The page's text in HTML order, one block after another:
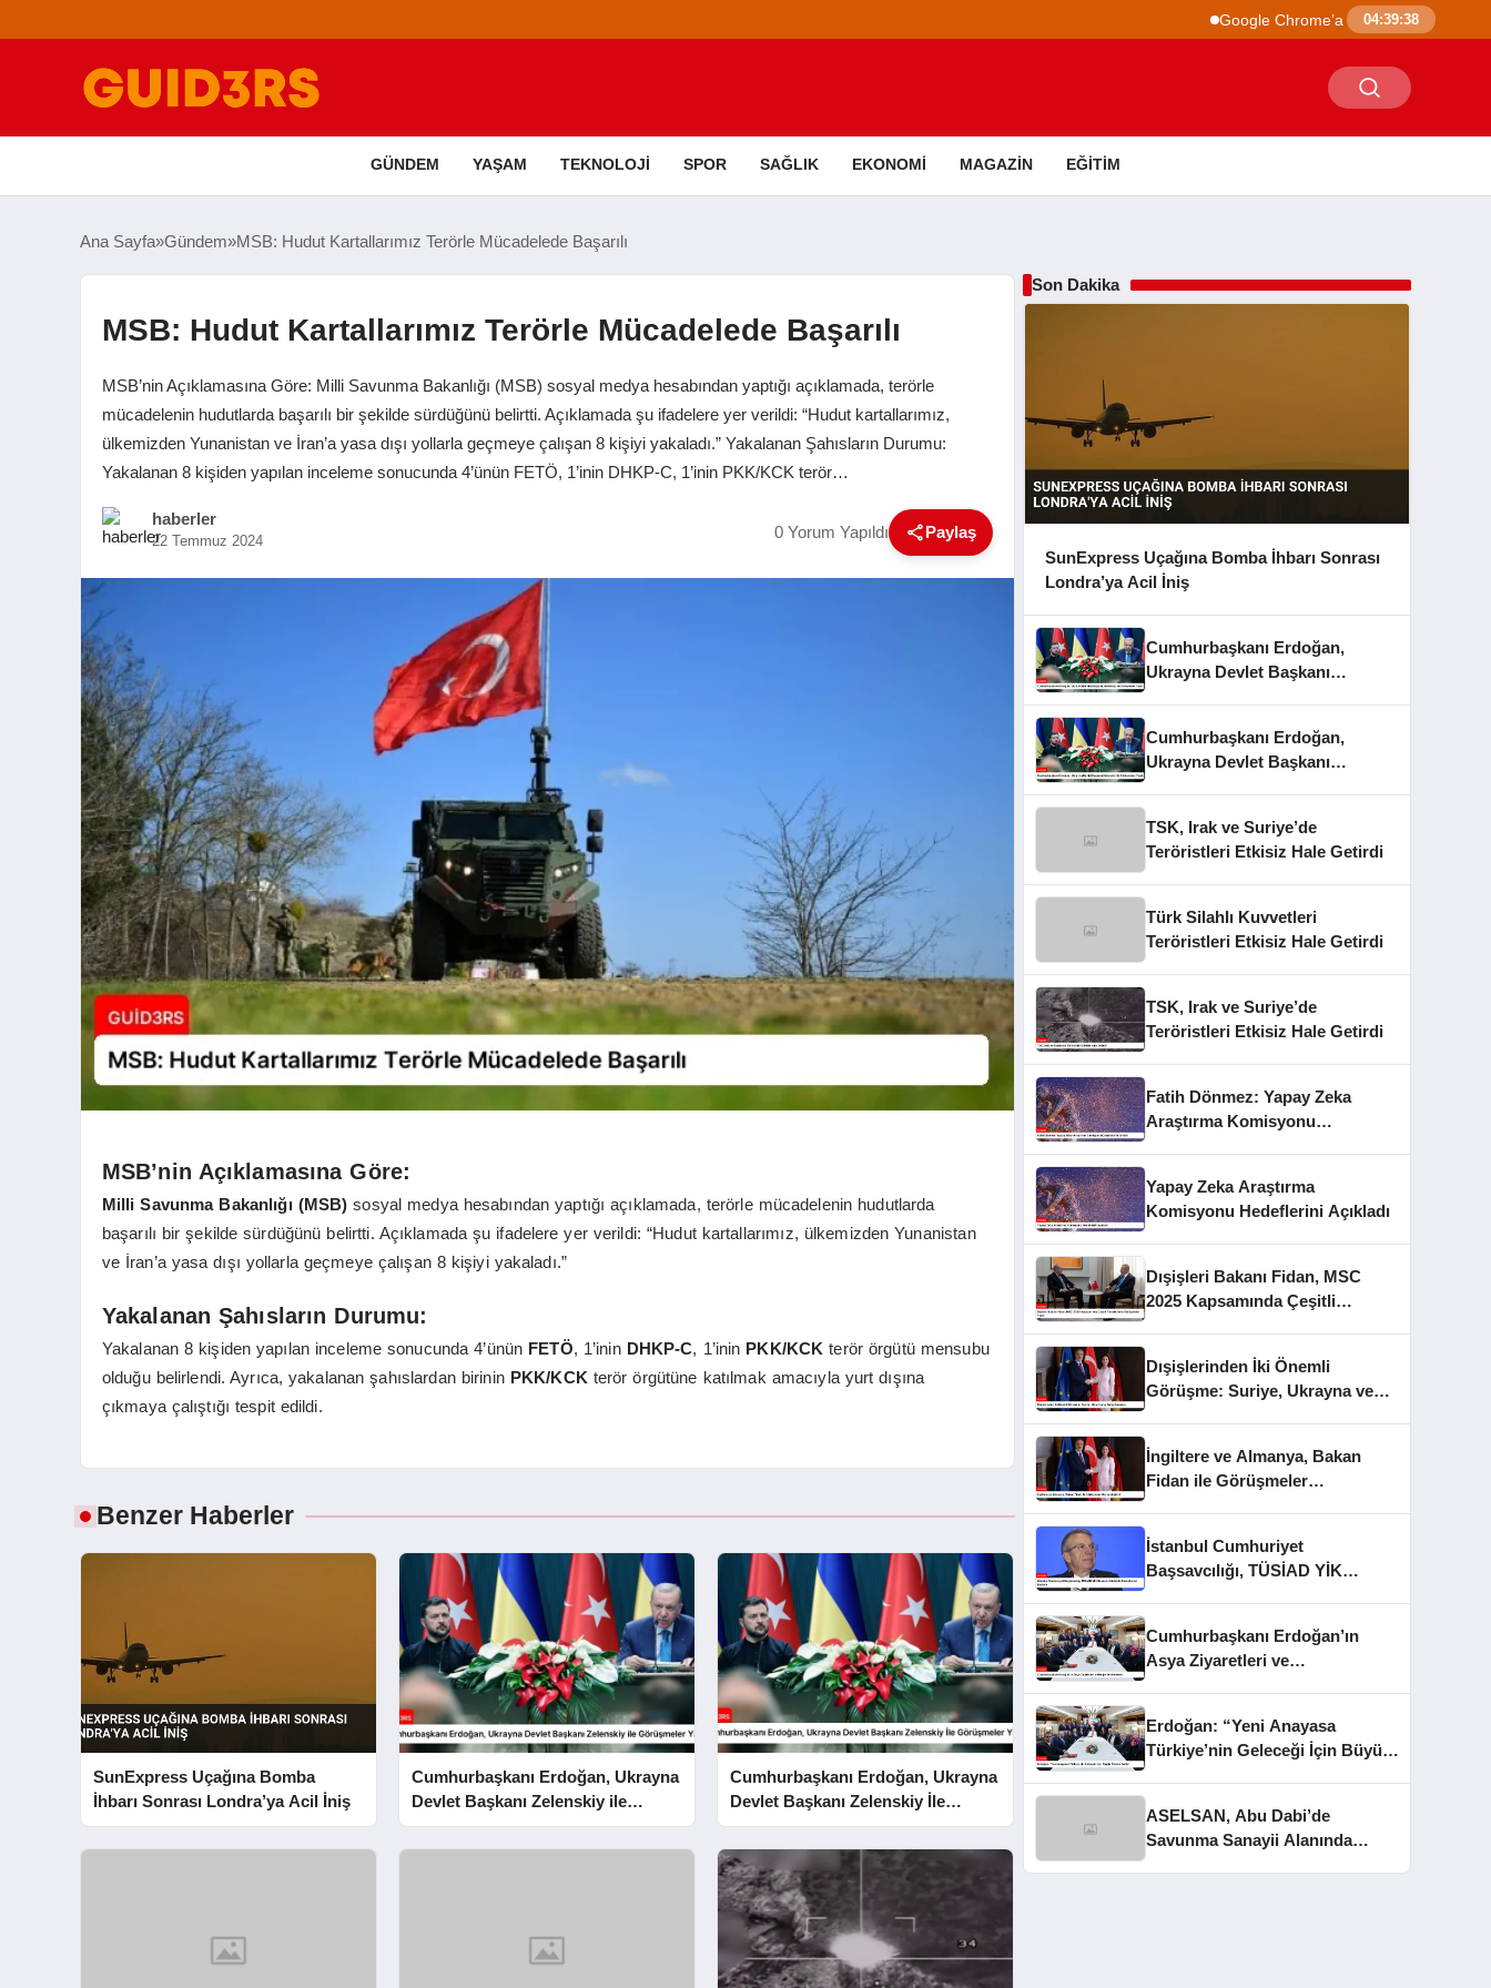
Google Chrome’a Yapay Zeka
04:39:38
GÜNDEM YAŞAM TEKNOLOJI SPOR SAĞLIK EKONOMI MAGAZIN EĞITIM
Ana Sayfa Gündem MSB: Hudut Kartallarımız Terörle Mücadelede Başarılı
MSB: Hudut Kartallarımız Terörle Mücadelede Başarılı
MSB’nin Açıklamasına Göre: Milli Savunma Bakanlığı (MSB) sosyal medya hesabından yaptığı açıklamada, terörle
mücadelenin hudutlarda başarılı bir şekilde sürdüğünü belirtti. Açıklamada şu ifadelere yer verildi: “Hudut kartallarımız,
ülkemizden Yunanistan ve İran’a yasa dışı yollarla geçmeye çalışan 8 kişiyi yakaladı.” Yakalanan Şahısların Durumu:
Yakalanan 8 kişiden yapılan inceleme sonucunda 4’ünün FETÖ, 1’inin DHKP-C, 1’inin PKK/KCK terör…
haberler
22 Temmuz 2024 0 Yorum Yapıldı Paylaş
MSB’nin Açıklamasına Göre:
Milli Savunma Bakanlığı (MSB) sosyal medya hesabından yaptığı açıklamada, terörle mücadelenin hudutlarda
başarılı bir şekilde sürdüğünü belirtti. Açıklamada şu ifadelere yer verildi: “Hudut kartallarımız, ülkemizden Yunanistan
ve İran’a yasa dışı yollarla geçmeye çalışan 8 kişiyi yakaladı.”
Yakalanan Şahısların Durumu:
Yakalanan 8 kişiden yapılan inceleme sonucunda 4’ünün FETÖ, 1’inin DHKP-C, 1’inin PKK/KCK terör örgütü mensubu
olduğu belirlendi. Ayrıca, yakalanan şahıslardan birinin PKK/KCK terör örgütüne katılmak amacıyla yurt dışına
çıkmaya çalıştığı tespit edildi.
Benzer Haberler
SunExpress Uçağına Bomba
İhbarı Sonrası Londra’ya Acil İniş
Cumhurbaşkanı Erdoğan, Ukrayna
Devlet Başkanı Zelenskiy ile
Görüşmeler Yaptı
Cumhurbaşkanı Erdoğan, Ukrayna
Devlet Başkanı Zelenskiy İle
Görüşmeler Yaptı
Son Dakika
SunExpress Uçağına Bomba İhbarı Sonrası
Londra’ya Acil İniş
Cumhurbaşkanı Erdoğan,
Ukrayna Devlet Başkanı
Cumhurbaşkanı Erdoğan,
Ukrayna Devlet Başkanı
TSK, Irak ve Suriye’de
Teröristleri Etkisiz Hale Getirdi
Türk Silahlı Kuvvetleri
Teröristleri Etkisiz Hale Getirdi
TSK, Irak ve Suriye’de
Teröristleri Etkisiz Hale Getirdi
Fatih Dönmez: Yapay Zeka
Araştırma Komisyonu
Yapay Zeka Araştırma
Komisyonu Hedeflerini Açıkladı
Dışişleri Bakanı Fidan, MSC
2025 Kapsamında Çeşitli
Dışişlerinden İki Önemli
Görüşme: Suriye, Ukrayna ve
İngiltere ve Almanya, Bakan
Fidan ile Görüşmeler
İstanbul Cumhuriyet
Başsavcılığı, TÜSİAD YİK
Cumhurbaşkanı Erdoğan’ın
Asya Ziyaretleri ve
Erdoğan: “Yeni Anayasa
Türkiye’nin Geleceği İçin Büyük
ASELSAN, Abu Dabi’de
Savunma Sanayii Alanında